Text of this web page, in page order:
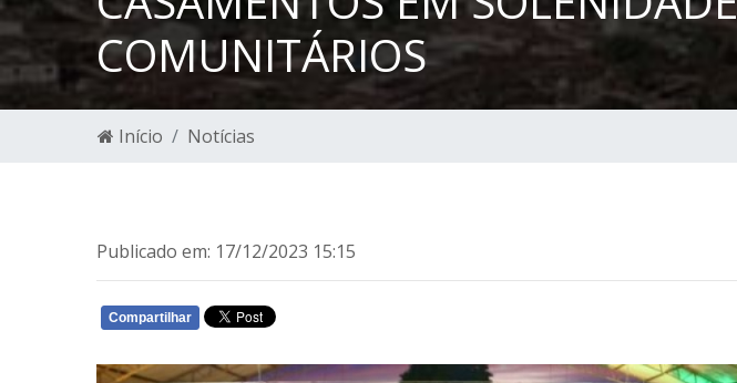
COMUNITÁRIOS
Início Notícias
Publicado em: 17/12/2023 15:15
Compartilhar